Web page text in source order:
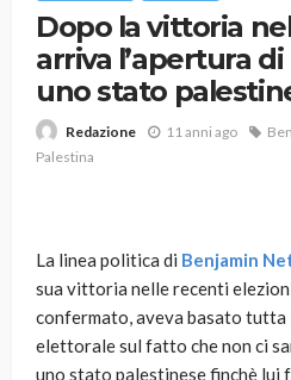
Dopo la vittoria
arriva l’apertura
uno stato
Redazione 11 anni ago
Palestina
La linea politica di Benjamin
sua vittoria nelle recenti
confermato, aveva basato tutta
elettorale sul fatto che non ci
uno stato palestinese finchè lui